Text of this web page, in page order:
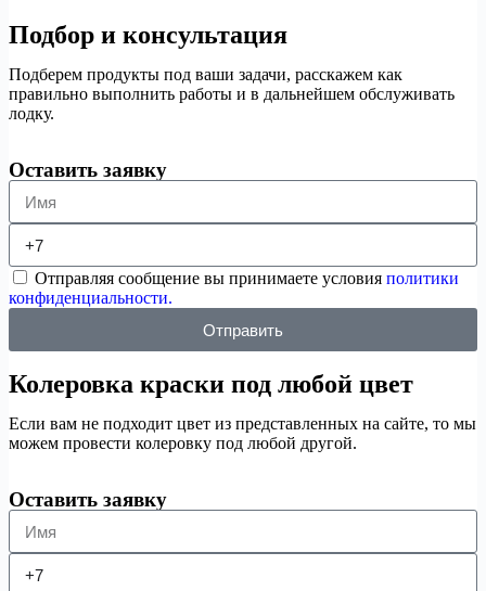
Подбор и консультация
Подберем продукты под ваши задачи, расскажем как
правильно выполнить работы и в дальнейшем обслуживать
лодку.
Оставить заявку
Отправляя сообщение вы принимаете условия политики
конфиденциальности.
Отправить
Колеровка краски под любой цвет
Если вам не подходит цвет из представленных на сайте, то мы
можем провести колеровку под любой другой.
Оставить заявку